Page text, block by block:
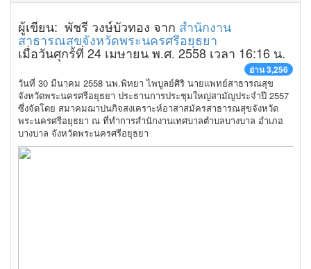
ผู้เขียน: พัชรี วงษ์บัวทอง จาก สำนักงาน
สาธารณสุขจังหวัดพระนครศรีอยุธยา
เมื่อวันศุกร์ที่ 24 เมษายน พ.ศ. 2558 เวลา 16:16 น.
อ่าน 3,256
วันที่ 30 มีนาคม 2558 นพ.พิทยา ไพบูลย์ศิริ นายแพทย์สาธารณสุข
จังหวัดพระนครศรีอยุธยา ประธานการประชุมใหญ่สามัญประจำปี 2557
ซึ่งจัดโดย สมาคมฌาปนกิจสงเคราะห์อาสาสมัครสาธารณสุขจังหวัด
พระนครศรีอยุธยา ณ ที่ทำการสำนักงานเทศบาลตำบลบางบาล อำเภอ
บางบาล จังหวัดพระนครศรีอยุธยา